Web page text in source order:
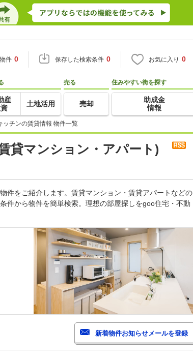
件 0 保存した検索条件 0 お気に入り 0
産
土地活用
売る
売却
住みやすい街を探す
助成金
情報
ッチンの賃貸情報 物件一覧
貸マンション・アパート)
件をご紹介します。賃貸マンション・賃貸アパートなどの
件から物件を簡単検索。理想の部屋探しをgoo住宅・不動